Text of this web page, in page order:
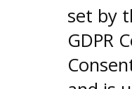
set by
GDPR